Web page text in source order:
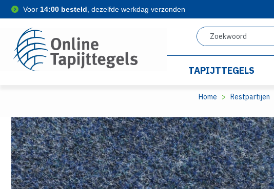
Voor 14:00 besteld , dezelfde werkdag verzonden
TAPIJTTEGELS
Home Restpartijen